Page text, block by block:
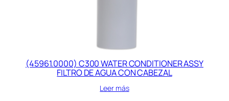
(45961.0000) C300 WATER CONDITIONER ASSY
FILTRO DE AGUA CON CABEZAL
Leer más